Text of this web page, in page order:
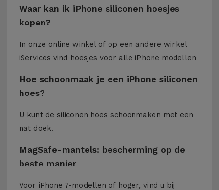
Waar kan ik iPhone siliconen hoesjes
kopen?
In onze online winkel of op een andere winkel
iServices vind hoesjes voor alle iPhone modellen!
Hoe schoonmaak je een iPhone siliconen
hoes?
U kunt de siliconen hoes schoonmaken met een
nat doek.
MagSafe-mantels: bescherming op de
beste manier
Voor iPhone 7-modellen of hoger, vind u bij